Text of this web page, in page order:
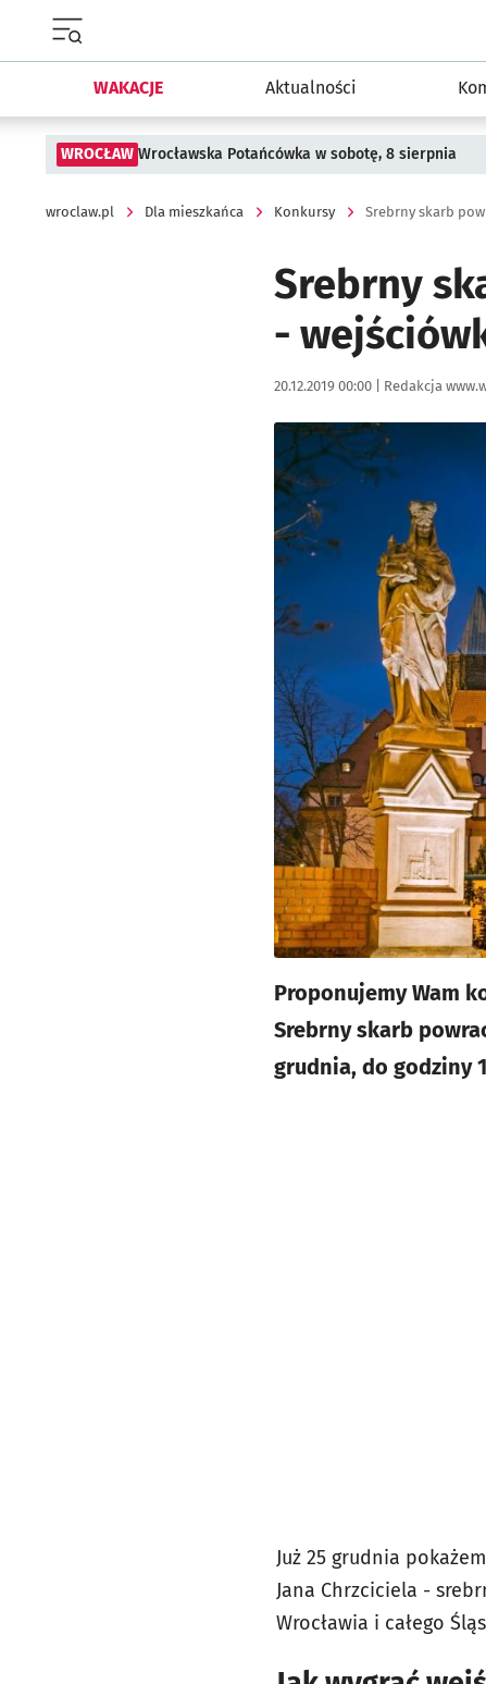
WAKACJE Aktualności
WROCŁAW Wrocławska Potańcówka w sobotę, 8 sierpnia
wroclaw.pl Dla mieszkańca Konkursy
Srebrny
-
Data publikacji:
20.12.2019 00:00 | Autor:
Redakcja
Kliknij, aby powiększyć
Proponujemy Wam
Srebrny skarb
grudnia, do godziny
Już 25 grudnia
Jana Chrzciciela -
Wrocławia i całego